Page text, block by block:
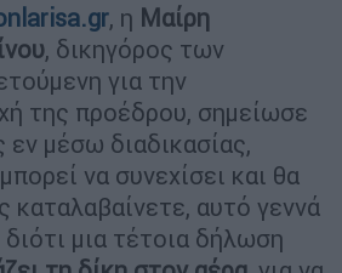
, η Μαίρη
, δικηγόρος των
για την
της προέδρου, σημείωσε
μέσω διαδικασίας,
να συνεχίσει και θα
καταλαβαίνετε, αυτό γεννά
μια τέτοια δήλωση